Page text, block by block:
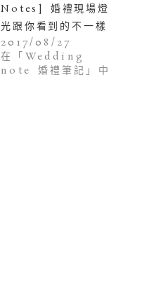
Notes] 婚禮現場燈
光跟你看到的不一樣
2017/08/27
在「Wedding
note 婚禮筆記」中